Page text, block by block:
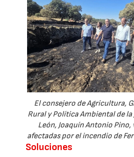
El consejero de Agricultura,
Rural y Política Ambiental de la
León, Joaquín Antonio Pino,
afectadas por el incendio de
Soluciones